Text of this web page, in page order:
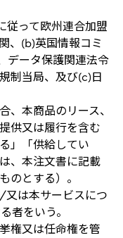
従って欧州連合加盟
、(b)英国情報コミ
データ保護関連法令
制当局、及び(c)日
、本商品のリース、
供又は履行を含む
」「供給してい
、本注文書に記載
のとする）。
又は本サービスにつ
者をいう。
権又は任命権を管